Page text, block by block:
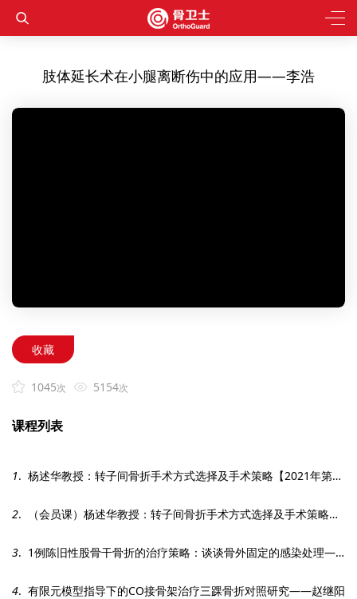
肢体延长术在小腿离断伤中的应用——李浩
收藏
1045次 5154次
课程列表
1. 杨述华教授：转子间骨折手术方式选择及手术策略【2021年第六期】
2. （会员课）杨述华教授：转子间骨折手术方式选择及手术策略【2021年第六期】
3. 1例陈旧性股骨干骨折的治疗策略：谈谈骨外固定的感染处理——祝建飞
4. 有限元模型指导下的CO接骨架治疗三踝骨折对照研究——赵继阳